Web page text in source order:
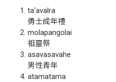
ta‘avalra
勇士成年禮
molapangolai
祖靈祭
asavasavahe
男性青年
atamatama